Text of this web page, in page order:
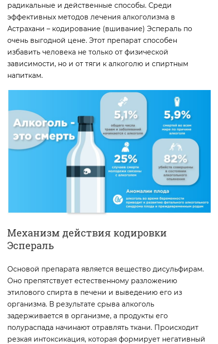
радикальные и действенные способы. Среди
эффективных методов лечения алкоголизма в
Астрахани – кодирование (вшивание) Эспераль по
очень выгодной цене. Этот препарат способен
избавить человека не только от физической
зависимости, но и от тяги к алкоголю и спиртным
напиткам.
Механизм действия кодировки
Эспераль
Основой препарата является вещество дисульфирам.
Оно препятствует естественному разложению
этилового спирта в печени и выведению его из
организма. В результате срыва алкоголь
задерживается в организме, а продукты его
полураспада начинают отравлять ткани. Происходит
резкая интоксикация, которая формирует негативный